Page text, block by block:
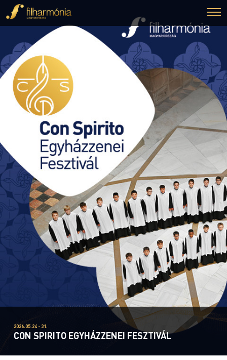
2026.05.24 - 31.
CON SPIRITO EGYHÁZZENEI FESZTIVÁL